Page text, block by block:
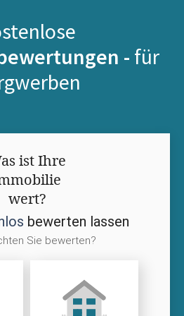
- für
ist Ihre
wert?
bewerten lassen
Sie bewerten?